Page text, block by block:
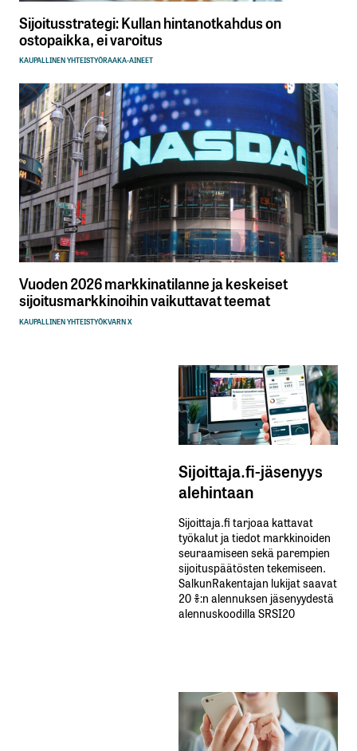
Sijoitusstrategi: Kullan hintanotkahdus on
ostopaikka, ei varoitus
KAUPALLINEN YHTEISTYÖRAAKA-AINEET
Vuoden 2026 markkinatilanne ja keskeiset
sijoitusmarkkinoihin vaikuttavat teemat
KAUPALLINEN YHTEISTYÖKVARN X
Sijoittaja.fi-jäsenyys
alehintaan
Sijoittaja.fi tarjoaa kattavat
työkalut ja tiedot markkinoiden
seuraamiseen sekä parempien
sijoituspäätösten tekemiseen.
SalkunRakentajan lukijat saavat
20 %:n alennuksen jäsenyydestä
alennuskoodilla SRSI20